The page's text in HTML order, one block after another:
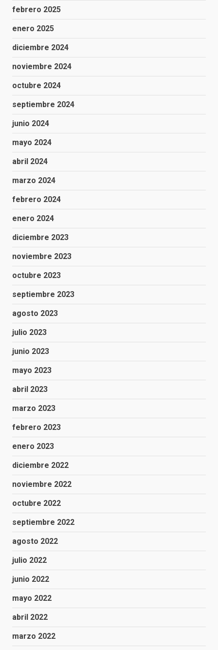
febrero 2025
enero 2025
diciembre 2024
noviembre 2024
octubre 2024
septiembre 2024
junio 2024
mayo 2024
abril 2024
marzo 2024
febrero 2024
enero 2024
diciembre 2023
noviembre 2023
octubre 2023
septiembre 2023
agosto 2023
julio 2023
junio 2023
mayo 2023
abril 2023
marzo 2023
febrero 2023
enero 2023
diciembre 2022
noviembre 2022
octubre 2022
septiembre 2022
agosto 2022
julio 2022
junio 2022
mayo 2022
abril 2022
marzo 2022